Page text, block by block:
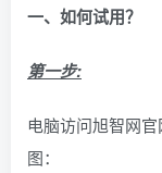
一、如何试用？
第一步:
电脑访问旭智网
图：